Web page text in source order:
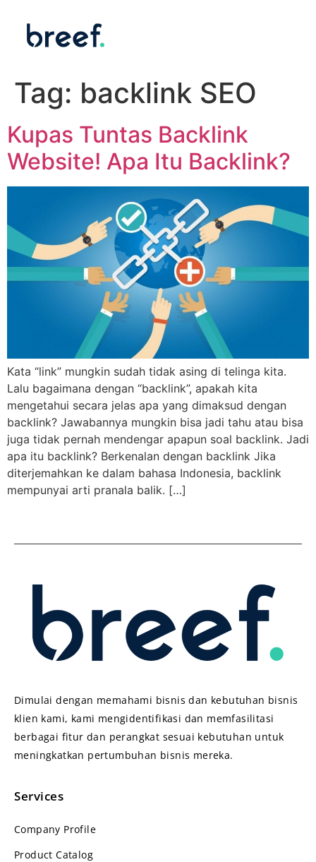
Tag: backlink SEO
Kupas Tuntas Backlink
Website! Apa Itu Backlink?
Kata “link” mungkin sudah tidak asing di telinga kita.
Lalu bagaimana dengan “backlink”, apakah kita
mengetahui secara jelas apa yang dimaksud dengan
backlink? Jawabannya mungkin bisa jadi tahu atau bisa
juga tidak pernah mendengar apapun soal backlink. Jadi
apa itu backlink? Berkenalan dengan backlink Jika
diterjemahkan ke dalam bahasa Indonesia, backlink
mempunyai arti pranala balik. […]
Dimulai dengan memahami bisnis dan kebutuhan bisnis
klien kami, kami mengidentifikasi dan memfasilitasi
berbagai fitur dan perangkat sesuai kebutuhan untuk
meningkatkan pertumbuhan bisnis mereka.
Services
Company Profile
Product Catalog